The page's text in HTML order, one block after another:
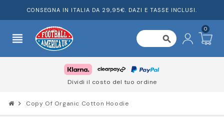
CONSEGNA IN ITALIA DA 29,95€. DAZI E TASSE INCLUSI.
view_headline search
0
Dividi il costo del tuo ordine
chevron_right Copy Of Organic Cotton Hoodie